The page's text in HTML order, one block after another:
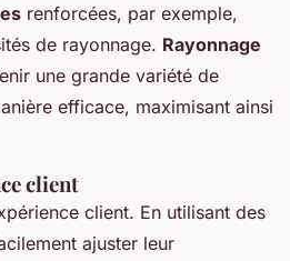
renforcées, par exemple,
de rayonnage. Rayonnage
une grande variété de
efficace, maximisant ainsi
client
client. En utilisant des
ajuster leur